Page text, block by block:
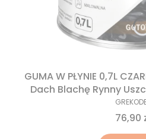
GUMA W PŁYNIE 0,7L CZARNA
Dach Blachę Rynny
76,90